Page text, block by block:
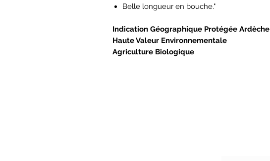
Belle longueur en bouche."
Indication Géographique Protégée Ardèche
Haute Valeur Environnementale
Agriculture Biologique